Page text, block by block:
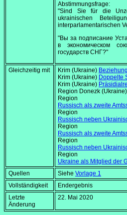
Abstimmungsfrage:
"Sind Sie für die
ukrainischen
interparlamentarischen
"Вы за подписание
в экономическом
государств СНГ?"
Gleichzeitig mit Krim (Ukraine)
Krim (Ukraine) Doppelte
Krim (Ukraine)
Region Donezk (Ukraine)
Region
Russisch als zweite
Region
Russisch neben
Region
Russisch als zweite
Region
Russisch neben
Region
Ukraine als Mitglied der
Quellen
Siehe Vorlage 1
Vollständigkeit
Endergebnis
Letzte
Änderung
22. Mai 2020